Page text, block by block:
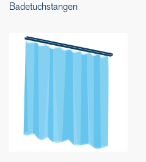
Badetuchstangen